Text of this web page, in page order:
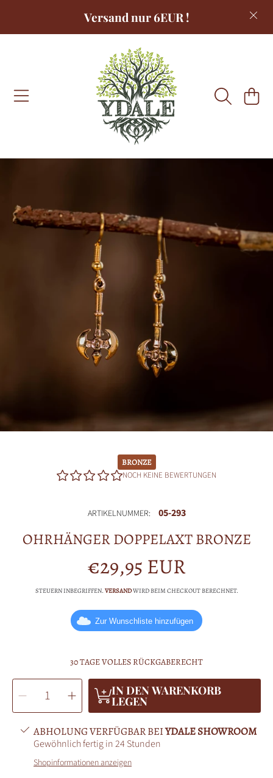
DIREKT ZUM INHALTVersand nur 6EUR !
BRONZE
NOCH KEINE BEWERTUNGEN
ARTIKELNUMMER: 05-293
OHRHÄNGER DOPPELAXT BRONZE
Normalpreis
€29,95 EUR
STEUERN INBEGRIFFEN. VERSANDWIRD BEIM CHECKOUT BERECHNET.
Zur Wunschliste hinzufügen
30 TAGE VOLLES RÜCKGABERECHT
MENGE
AUSWÄHLEN
Menge
für
Ohrhänger
Doppelaxt
Bronze
verringern
Menge
für
Ohrhänger
Doppelaxt
Bronze
erhöhen
IN DEN WARENKORB
LEGEN
ABHOLUNG VERFÜGBAR BEIYDALE SHOWROOM
Gewöhnlich fertig in 24 Stunden
Shopinformationen anzeigen